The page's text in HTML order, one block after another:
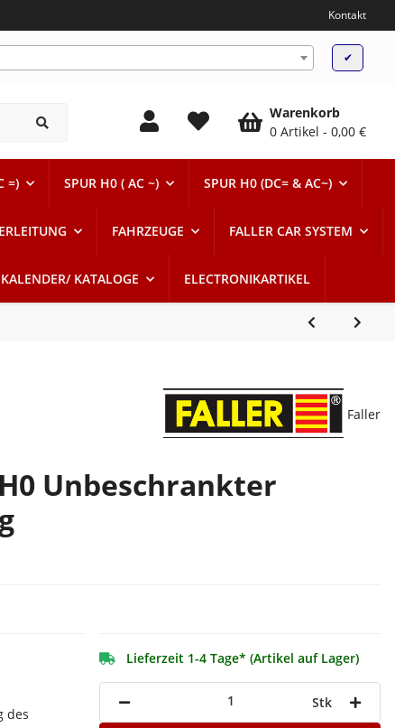
Kontakt
✔
=) SPUR H0 ( AC ~) SPUR H0 (DC= & AC~)
FAHRZEUGE FALLER CAR SYSTEM
KATALOGE ELECTRONIKARTIKEL
Warenkorb
0 Artikel
0,00 €
Unbeschrankter
Faller
des
Stk
Lieferzeit 1-4 Tage* (Artikel auf Lager)